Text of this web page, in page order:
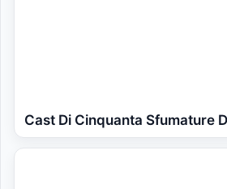
Cast Di Cinquanta Sfumature